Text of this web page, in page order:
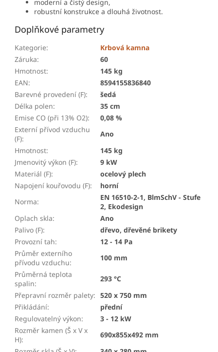
moderní a čistý design,
robustní konstrukce a dlouhá životnost.
Doplňkové parametry
Kategorie:
Krbová kamna
Záruka:
60
Hmotnost:
145 kg
EAN:
8594155836840
Barevné provedení (F):
šedá
Délka polen:
35 cm
Emise CO (při 13% O2):
0,08 %
Externí přívod vzduchu
(F):
Ano
Hmotnost:
145 kg
Jmenovitý výkon (F):
9 kW
Materiál (F):
ocelový plech
Napojení kouřovodu (F):
horní
Norma:
EN 16510-2-1, BlmSchV - Stufe
2, Ekodesign
Oplach skla:
Ano
Palivo (F):
dřevo, dřevěné brikety
Provozní tah:
12 - 14 Pa
Průměr externího
přívodu vzduchu:
100 mm
Průměrná teplota
spalin:
293 °C
Přepravní rozměr palety: 520 x 750 mm
Přikládání:
přední
Regulovatelný výkon:
3 - 12 kW
Rozměr kamen (Š x V x
H):
690x855x492 mm